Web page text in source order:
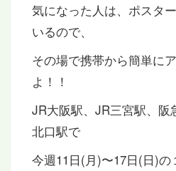
気になった人は、ポスタ
いるので、
その場で携帯から簡単に
よ！！
JR大阪駅、JR三宮駅、阪
北口駅で
今週11日(月)〜17日(日)